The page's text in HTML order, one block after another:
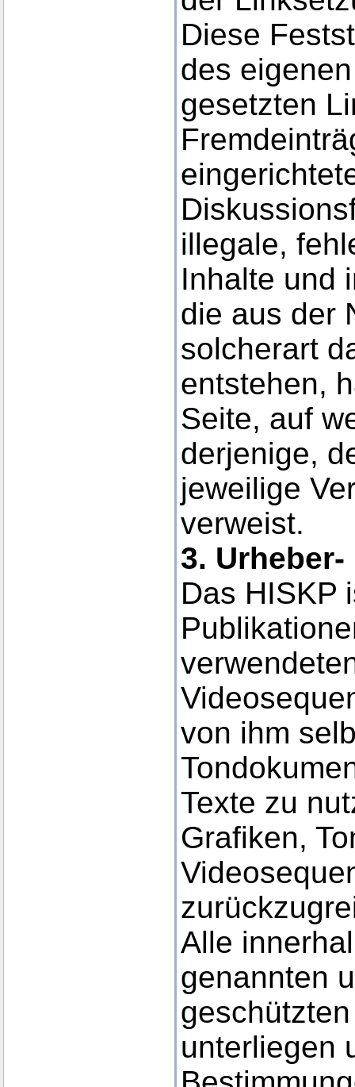
Diese
des
gesetzten
illegale,
Inhalte und
die aus der
solcherart
entstehen,
Seite, auf
derjenige,
jeweilige
verweist.
3.
Das HISKP
von ihm
Texte zu
Grafiken,
Alle
genannten
unterliegen